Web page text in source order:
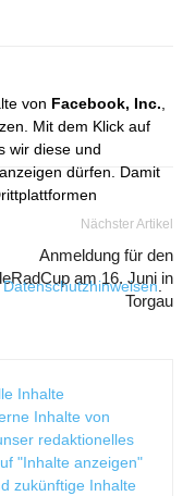
von Facebook, Inc.,
Mit dem Klick auf
wir diese und
anzeigen dürfen. Damit
Datenschutzhinweisen.
Nächster Artikel
Anmeldung für den
am 16. Juni in
Torgau
Inhalte
Inhalte von
redaktionelles
"Inhalte anzeigen"
zukünftige Inhalte